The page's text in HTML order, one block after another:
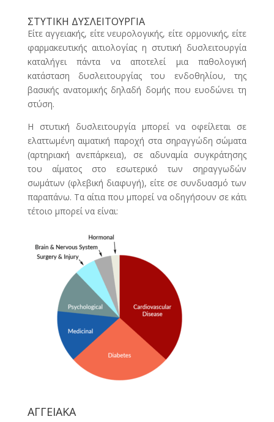
ΣΤΥΤΙΚΗ ΔΥΣΛΕΙΤΟΥΡΓΙΑ
Είτε αγγειακής, είτε νευρολογικής, είτε ορμονικής, είτε
φαρμακευτικής αιτιολογίας η στυτική δυσλειτουργία
καταλήγει πάντα να αποτελεί μια παθολογική
κατάσταση δυσλειτουργίας του ενδοθηλίου, της
βασικής ανατομικής δηλαδή δομής που ευοδώνει τη
στύση.
Η στυτική δυσλειτουργία μπορεί να οφείλεται σε
ελαττωμένη αιματική παροχή στα σηραγγώδη σώματα
(αρτηριακή ανεπάρκεια), σε αδυναμία συγκράτησης
του αίματος στο εσωτερικό των σηραγγωδών
σωμάτων (φλεβική διαφυγή), είτε σε συνδυασμό των
παραπάνω. Τα αίτια που μπορεί να οδηγήσουν σε κάτι
τέτοιο μπορεί να είναι:
ΑΓΓΕΙΑΚΑ